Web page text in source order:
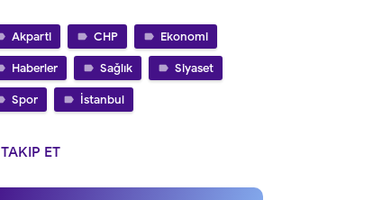
Akparti CHP Ekonomi
Haberler Sağlık Siyaset
Spor İstanbul
TAKIP ET